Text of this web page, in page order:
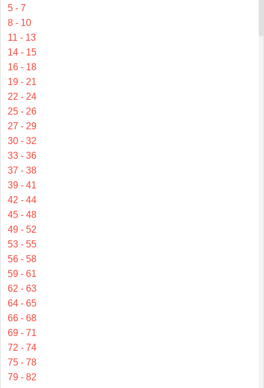
5 - 7
8 - 10
11 - 13
14 - 15
16 - 18
19 - 21
22 - 24
25 - 26
27 - 29
30 - 32
33 - 36
37 - 38
39 - 41
42 - 44
45 - 48
49 - 52
53 - 55
56 - 58
59 - 61
62 - 63
64 - 65
66 - 68
69 - 71
72 - 74
75 - 78
79 - 82